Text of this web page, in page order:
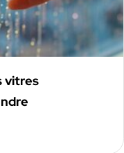
vitres